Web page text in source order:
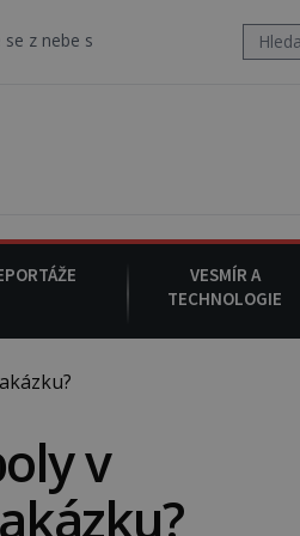
snáší podivná rosolovitá látka
VESMÍR A
TECHNOLOGIE
v